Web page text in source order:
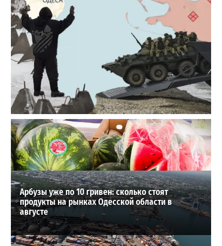
Полковник ВСУ рассказал, выдержит ли Одесса
новое наступление
27-07-2026 в 11:19
ВИБОР РЕДАКЦИИ
Арбузы уже по 10 гривен: сколько стоят
продукты на рынках Одесской области в
августе